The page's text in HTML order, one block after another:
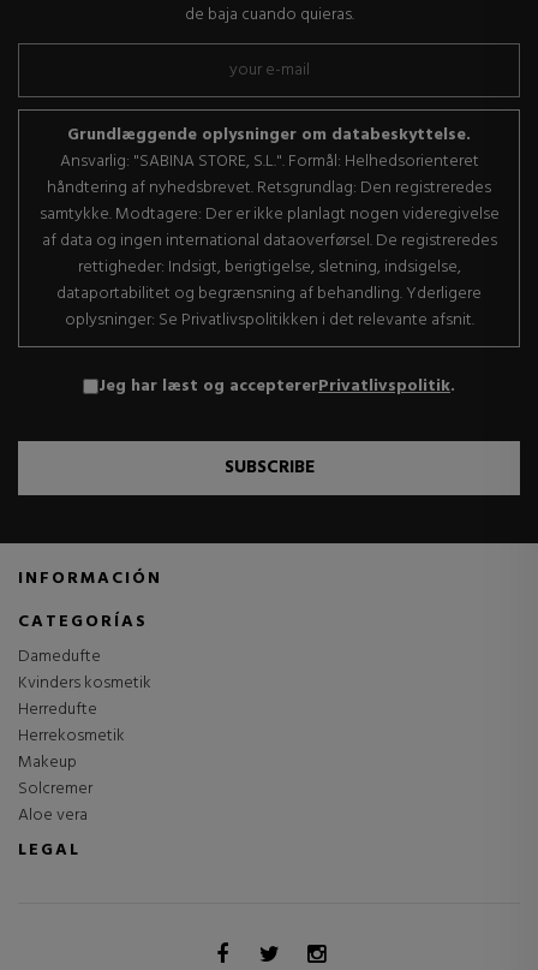
de baja cuando quieras.
Grundlæggende oplysninger om databeskyttelse.
Ansvarlig: "SABINA STORE, S.L.". Formål: Helhedsorienteret
håndtering af nyhedsbrevet. Retsgrundlag: Den registreredes
samtykke. Modtagere: Der er ikke planlagt nogen videregivelse
af data og ingen international dataoverførsel. De registreredes
rettigheder: Indsigt, berigtigelse, sletning, indsigelse,
dataportabilitet og begrænsning af behandling. Yderligere
oplysninger: Se Privatlivspolitikken i det relevante afsnit.
Jeg har læst og acceptererPrivatlivspolitik.
SUBSCRIBE
INFORMACIÓN
CATEGORÍAS
Damedufte
Kvinders kosmetik
Herredufte
Herrekosmetik
Makeup
Solcremer
Aloe vera
LEGAL